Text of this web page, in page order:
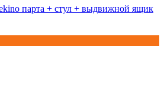
парта + стул + выдвижной ящик